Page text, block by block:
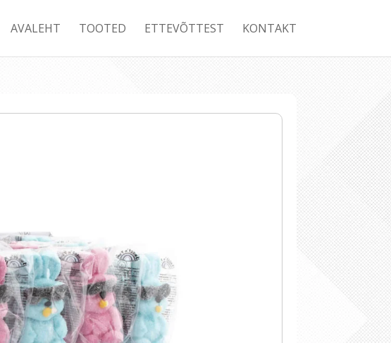
AVALEHT TOOTED ETTEVÕTTEST KONTAKT